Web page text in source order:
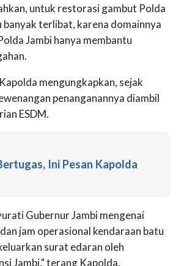
untuk restorasi gambut Polda
terlibat, karena domainnya
Jambi hanya membantu
mengungkapkan, sejak
penanganannya diambil
ESDM.
Ini Pesan Kapolda
Gubernur Jambi mengenai
jam operasional kendaraan batu
surat edaran oleh
Jambi," terang Kapolda.